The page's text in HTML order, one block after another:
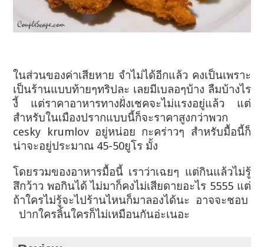
ในส่วนของค่าเสียหาย จำไม่ได้อีกแล้ว คงเป็นเพราะ
เป็นร้านแบบท้ายๆทริปละ เลยมีเบลอๆบ้าง ลืมบ้างไร
งี้ แต่ราคาอาหารทางฝั่งเชคจะไม่แรงอยู่แล้ว แต่
สำหรับในเมืองปรากแบบนี้ก็จะราคาสูงกว่าพวก
cesky krumlov อยู่หน่อย กะคร่าวๆ สำหรับมื้อนี้ก็
น่าจะอยู่ประมาณ 45-50ยูโร มั้ง
โดยรวมของอาหารมื้อนี้ เราว่าเฉยๆ แต่กินแล้วไม่รู้
สึกว้าว พอกินได้ ไม่มาก็คงไม่เสียดายอะไร 5555 แต่
ถ้าใครไม่รู้จะไปร้านไหนก็มาลองได้นะ อาจจะชอบ
ปากใครลิ้นใครก็ไม่เหมือนกันอ่ะเนอะ